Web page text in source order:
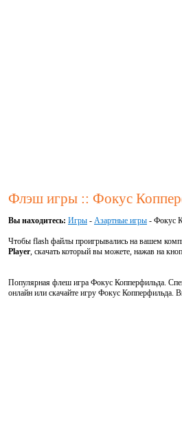
Флэш игры :: Фокус
Вы находитесь: Игры - Азартные игры - Фокус
Чтобы flash файлы проигрывались на вашем
Player, скачать который вы можете, нажав на
Популярная флеш игра Фокус Копперфильда.
онлайн или скачайте игру Фокус Копперфильда.